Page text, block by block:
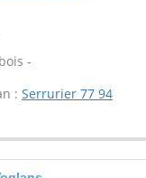
-
: Serrurier 77 94